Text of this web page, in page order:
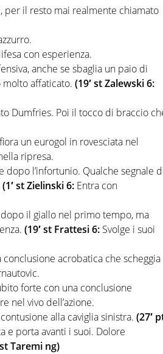
per il resto mai realmente chiamato
con esperienza.
anche se sbaglia un paio di
affaticato. (19′ st Zalewski 6:
Dumfries. Poi il tocco di braccio
un eurogol in rovesciata nel
ripresa.
dopo l’infortunio. Qualche segnale
(1′ st Zielinski 6: Entra con
il giallo nel primo tempo, ma
(19′ st Frattesi 6: Svolge i suoi
acrobatica che scheggia
forte con una conclusione
nel vivo dell’azione.
alla caviglia sinistra. (27′
e porta avanti i suoi. Dolore
Taremi ng)